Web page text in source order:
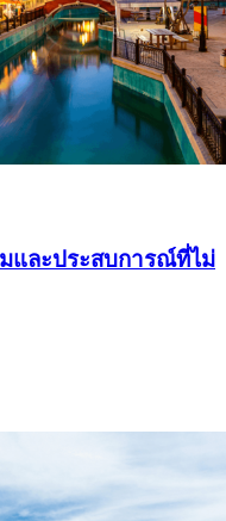
และประสบการณ์ที่ไม่